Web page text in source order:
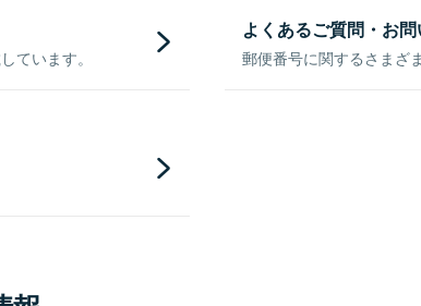
ています。
よくあるご質問・お
郵便番号に関するさまざ